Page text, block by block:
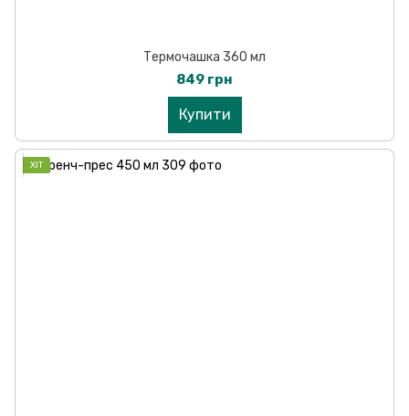
Термочашка 360 мл
849 грн
Купити
ХІТ